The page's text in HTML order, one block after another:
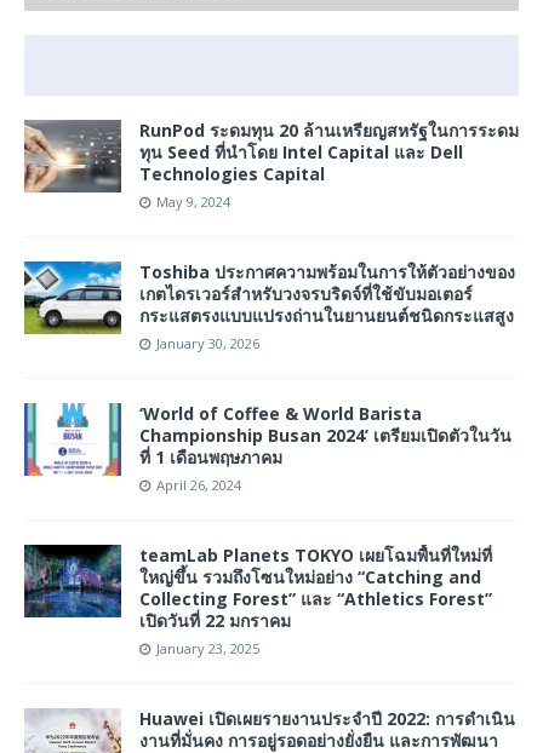
RunPod ระดมทุน 20 ล้านเหรียญสหรัฐในการระดม
ทุน Seed ที่นําโดย Intel Capital และ Dell
Technologies Capital
May 9, 2024
Toshiba ประกาศความพร้อมในการให้ตัวอย่างของ
เกตไดรเวอร์สำหรับวงจรบริดจ์ที่ใช้ขับมอเตอร์
กระแสตรงแบบแปรงถ่านในยานยนต์ชนิดกระแสสูง
January 30, 2026
‘World of Coffee & World Barista
Championship Busan 2024’ เตรียมเปิดตัวในวัน
ที่ 1 เดือนพฤษภาคม
April 26, 2024
teamLab Planets TOKYO เผยโฉมพื้นที่ใหม่ที่
ใหญ่ขึ้น รวมถึงโซนใหม่อย่าง “Catching and
Collecting Forest” และ “Athletics Forest”
เปิดวันที่ 22 มกราคม
January 23, 2025
Huawei เปิดเผยรายงานประจำปี 2022: การดำเนิน
งานที่มั่นคง การอยู่รอดอย่างยั่งยืน และการพัฒนา